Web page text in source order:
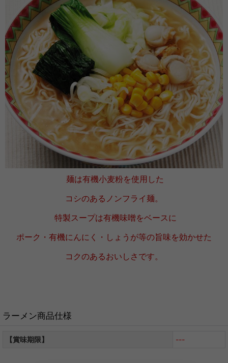
麺は有機小麦粉を使用した
コシのあるノンフライ麺。
特製スープは有機味噌をベースに
ポーク・有機にんにく・しょうが等の旨味を効かせた
コクのあるおいしさです。
ラーメン商品仕様
【賞味期限】 ---